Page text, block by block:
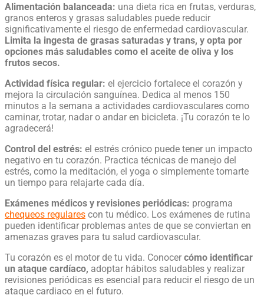
Alimentación balanceada: una dieta rica en frutas, verduras,
granos enteros y grasas saludables puede reducir
significativamente el riesgo de enfermedad cardiovascular.
Limita la ingesta de grasas saturadas y trans, y opta por
opciones más saludables como el aceite de oliva y los
frutos secos.
Actividad física regular: el ejercicio fortalece el corazón y
mejora la circulación sanguínea. Dedica al menos 150
minutos a la semana a actividades cardiovasculares como
caminar, trotar, nadar o andar en bicicleta. ¡Tu corazón te lo
agradecerá!
Control del estrés: el estrés crónico puede tener un impacto
negativo en tu corazón. Practica técnicas de manejo del
estrés, como la meditación, el yoga o simplemente tomarte
un tiempo para relajarte cada día.
Exámenes médicos y revisiones periódicas: programa
chequeos regulares con tu médico. Los exámenes de rutina
pueden identificar problemas antes de que se conviertan en
amenazas graves para tu salud cardiovascular.
Tu corazón es el motor de tu vida. Conocer cómo identificar
un ataque cardíaco, adoptar hábitos saludables y realizar
revisiones periódicas es esencial para reducir el riesgo de un
ataque cardiaco en el futuro.